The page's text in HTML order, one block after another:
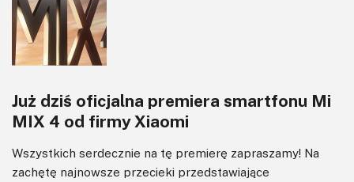
Już dziś oficjalna premiera smartfonu Mi
MIX 4 od firmy Xiaomi
Wszystkich serdecznie na tę premierę zapraszamy! Na
zachętę najnowsze przecieki przedstawiające